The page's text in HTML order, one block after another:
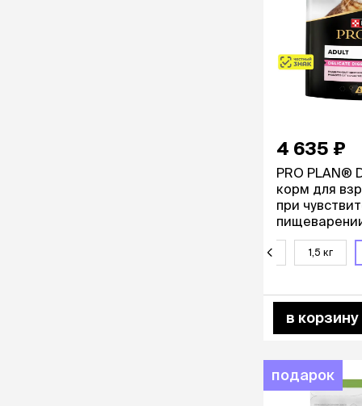
4 635 ₽
PRO PLAN®
корм для
при
кг
400 г 1,5 кг
в корзину
подарок